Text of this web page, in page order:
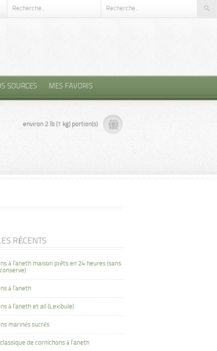
SOURCES MES FAVORIS
environ 2 lb (1 kg) portion(s)
RÉCENTS
à l’aneth maison prêts en 24 heures (sans
à l’aneth
à l’aneth et ail (Lexibule)
marinés sucrés
de cornichons à l’aneth